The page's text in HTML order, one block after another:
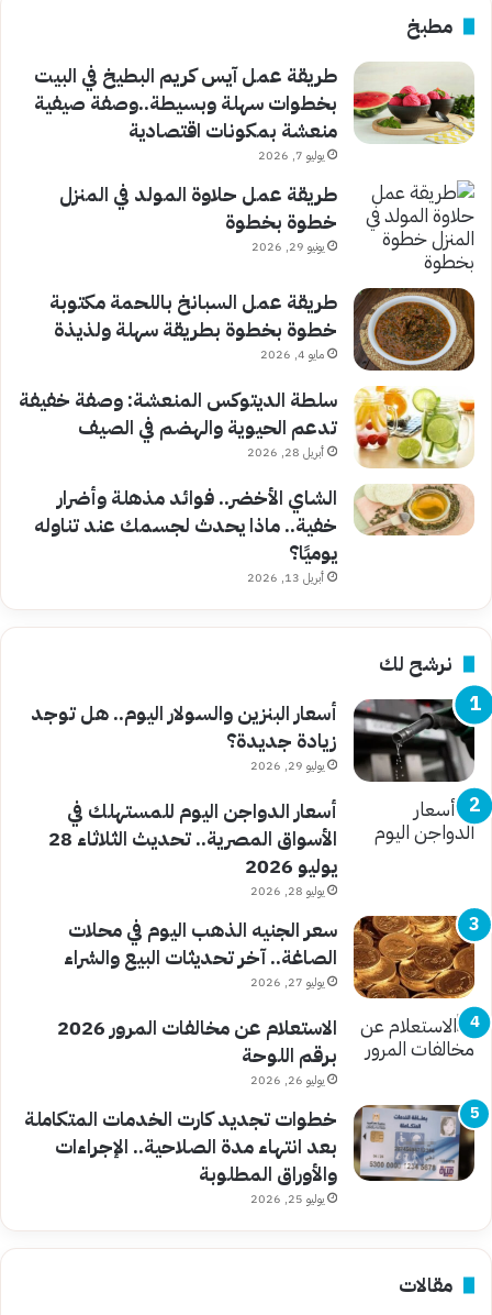
مطبخ
طريقة عمل آيس كريم البطيخ في البيت
بخطوات سهلة وبسيطة..وصفة صيفية
منعشة بمكونات اقتصادية
يوليو 7, 2026
طريقة عمل حلاوة المولد في المنزل
خطوة بخطوة
يونيو 29, 2026
طريقة عمل السبانخ باللحمة مكتوبة
خطوة بخطوة بطريقة سهلة ولذيذة
مايو 4, 2026
سلطة الديتوكس المنعشة: وصفة خفيفة
تدعم الحيوية والهضم في الصيف
أبريل 28, 2026
الشاي الأخضر.. فوائد مذهلة وأضرار
خفية.. ماذا يحدث لجسمك عند تناوله
يوميًا؟
أبريل 13, 2026
نرشح لك
أسعار البنزين والسولار اليوم.. هل توجد
زيادة جديدة؟
يوليو 29, 2026
أسعار الدواجن اليوم للمستهلك في
الأسواق المصرية.. تحديث الثلاثاء 28
يوليو 2026
يوليو 28, 2026
سعر الجنيه الذهب اليوم في محلات
الصاغة.. آخر تحديثات البيع والشراء
يوليو 27, 2026
الاستعلام عن مخالفات المرور 2026
برقم اللوحة
يوليو 26, 2026
خطوات تجديد كارت الخدمات المتكاملة
بعد انتهاء مدة الصلاحية.. الإجراءات
والأوراق المطلوبة
يوليو 25, 2026
مقالات